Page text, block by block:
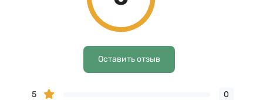
Оставить отзыв
5
0